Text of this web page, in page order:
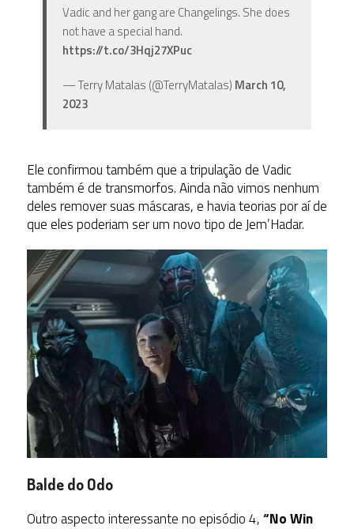
Vadic and her gang are Changelings. She does
not have a special hand.
https://t.co/3Hqj27XPuc
— Terry Matalas (@TerryMatalas) March 10,
2023
Ele confirmou também que a tripulação de Vadic
também é de transmorfos. Ainda não vimos nenhum
deles remover suas máscaras, e havia teorias por aí de
que eles poderiam ser um novo tipo de Jem’Hadar.
Balde do Odo
Outro aspecto interessante no episódio 4,“No Win